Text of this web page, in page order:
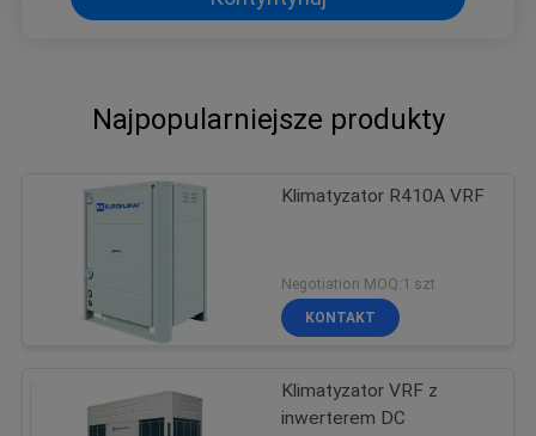
Najpopularniejsze produkty
Klimatyzator R410A VRF
Negotiation MOQ:1 szt
KONTAKT
Klimatyzator VRF z
inwerterem DC